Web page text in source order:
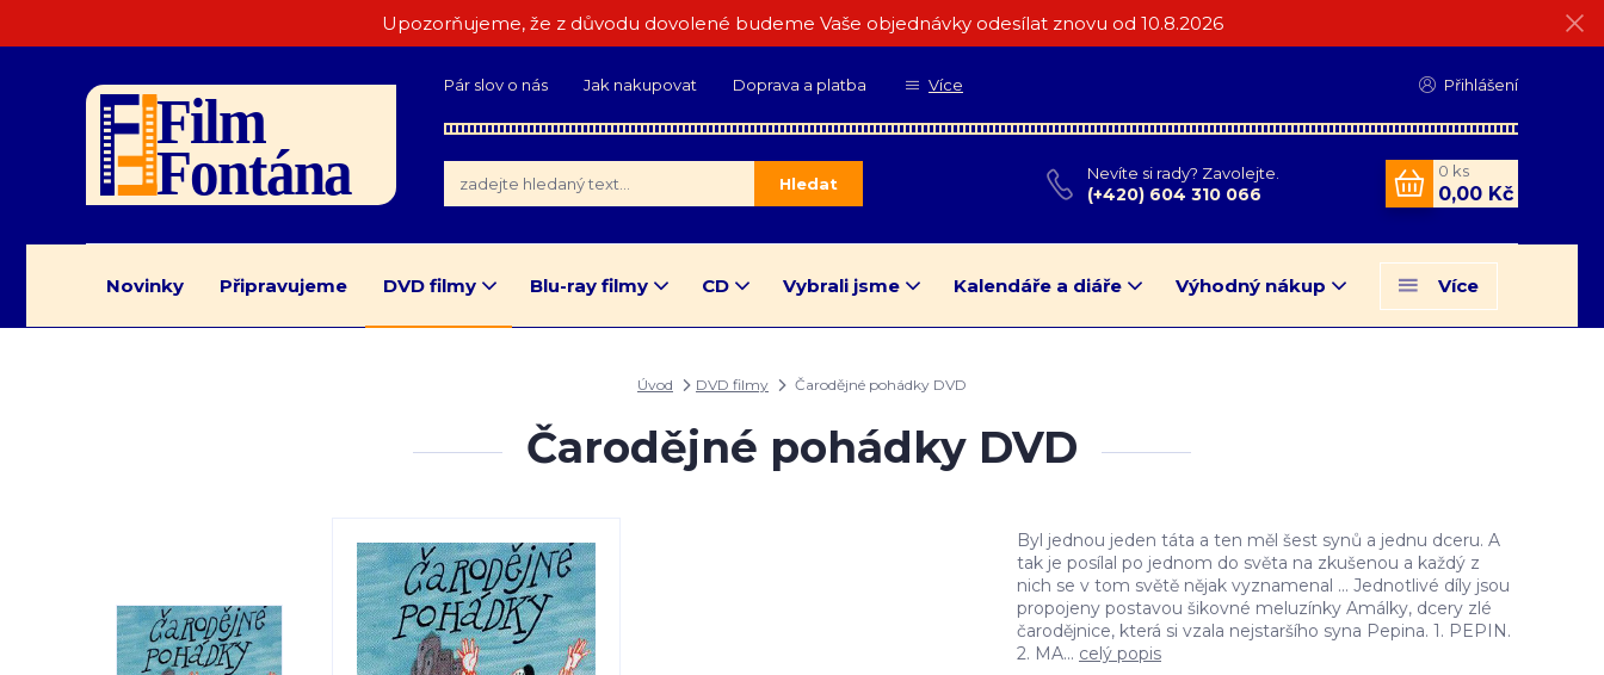
Upozorňujeme, že z důvodu dovolené budeme Vaše objednávky odesílat znovu od 10.8.2026
Pár slov o nás Jak nakupovat Doprava a platba Více Přihlášení
Hledat
Nevíte si rady? Zavolejte.
(+420) 604 310 066
0 ks
0,00 Kč
Novinky Připravujeme DVD filmy Blu-ray filmy CD Vybrali jsme Kalendáře a diáře Výhodný nákup Více
Úvod DVD filmy Čarodějné pohádky DVD
Čarodějné pohádky DVD
Byl jednou jeden táta a ten měl šest synů a jednu dceru. A
tak je posílal po jednom do světa na zkušenou a každý z
nich se v tom světě nějak vyznamenal ... Jednotlivé díly jsou
propojeny postavou šikovné meluzínky Amálky, dcery zlé
čarodějnice, která si vzala nejstaršího syna Pepina. 1. PEPIN.
2. MA... celý popis